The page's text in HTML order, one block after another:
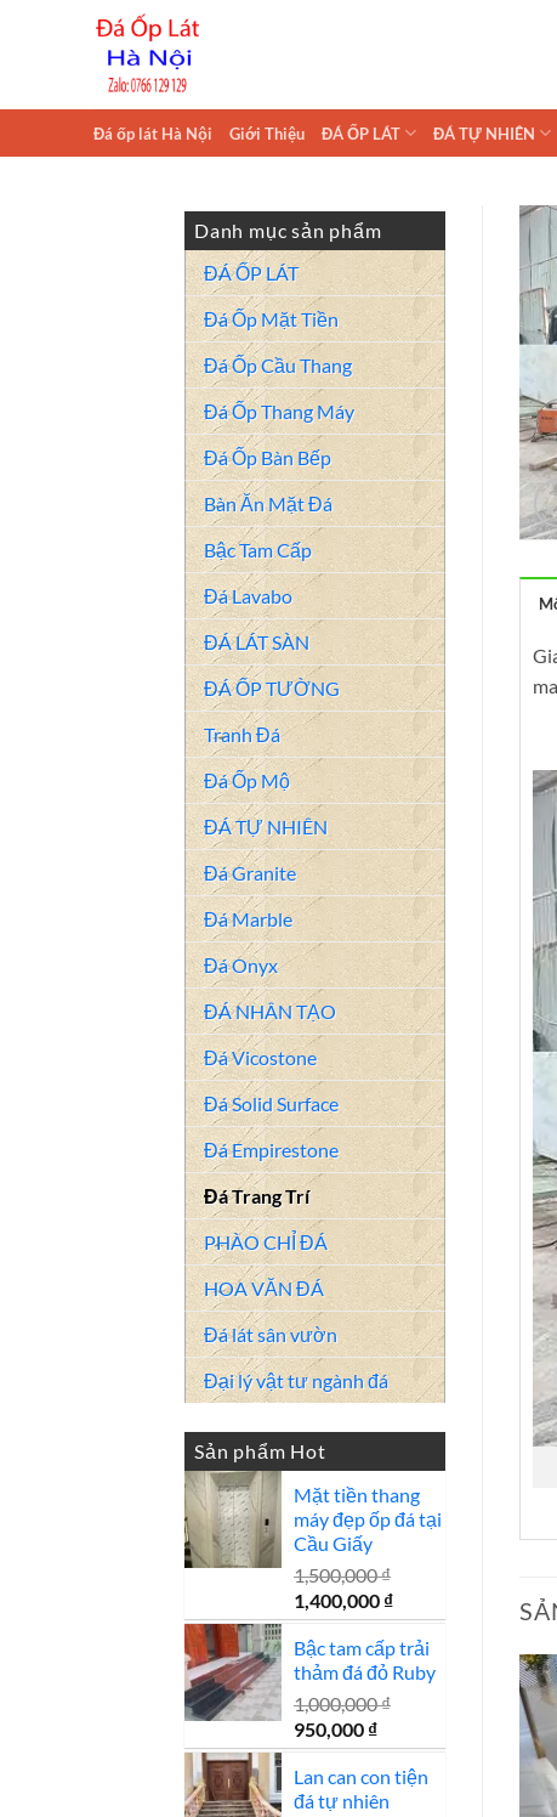
Đá ốp lát Hà Nội Giới Thiệu ĐÁ ỐP LÁT ĐÁ TỰ NHIÊN
Danh mục sản phẩm
ĐÁ ỐP LÁT
Đá Ốp Mặt Tiền
Đá Ốp Cầu Thang
Đá Ốp Thang Máy
Đá Ốp Bàn Bếp
Bàn Ăn Mặt Đá
Bậc Tam Cấp
Đá Lavabo
ĐÁ LÁT SÀN
ĐÁ ỐP TƯỜNG
Tranh Đá
Đá Ốp Mộ
ĐÁ TỰ NHIÊN
Đá Granite
Đá Marble
Đá Onyx
ĐÁ NHÂN TẠO
Đá Vicostone
Đá Solid Surface
Đá Empirestone
Đá Trang Trí
PHÀO CHỈ ĐÁ
HOA VĂN ĐÁ
Đá lát sân vườn
Đại lý vật tư ngành đá
Sản phẩm Hot
Mặt tiền thang
máy đẹp ốp đá tại
Cầu Giấy
1,500,000₫
Giá
gốc
là:
1,500,000 ₫.
1,400,000 ₫Giá
hiện
tại
là:
Bậc tam cấp trải
thảm đá đỏ Ruby
1,000,000₫
Giá
gốc
là:
1,000,000 ₫.
950,000 ₫Giá
hiện
tại
là:
Lan can con tiện
đá tự nhiên